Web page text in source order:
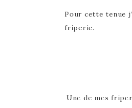
Pour cette tenue
friperie.
Une de mes